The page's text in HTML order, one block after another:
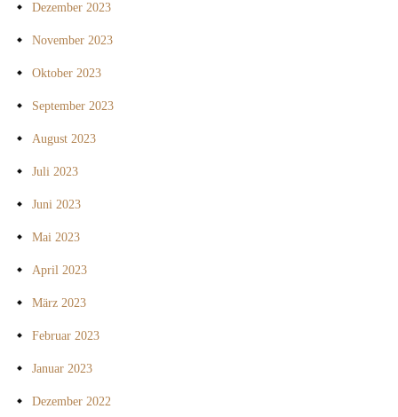
Dezember 2023
November 2023
Oktober 2023
September 2023
August 2023
Juli 2023
Juni 2023
Mai 2023
April 2023
März 2023
Februar 2023
Januar 2023
Dezember 2022